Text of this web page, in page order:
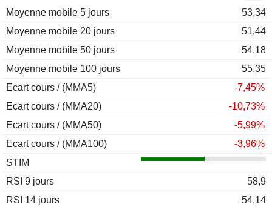
Moyenne mobile 5 jours
53,34
Moyenne mobile 20 jours
51,44
Moyenne mobile 50 jours
54,18
Moyenne mobile 100 jours
55,35
Ecart cours / (MMA5)
-7,45%
Ecart cours / (MMA20)
-10,73%
Ecart cours / (MMA50)
-5,99%
Ecart cours / (MMA100)
-3,96%
STIM
RSI 9 jours
58,9
RSI 14 jours
54,14
2011
-13,12%
2010
+28,12%
2009
-7,27%
2008
+7,01%
2007
2006
2005
2004
2003
+20,37%
2002
2001